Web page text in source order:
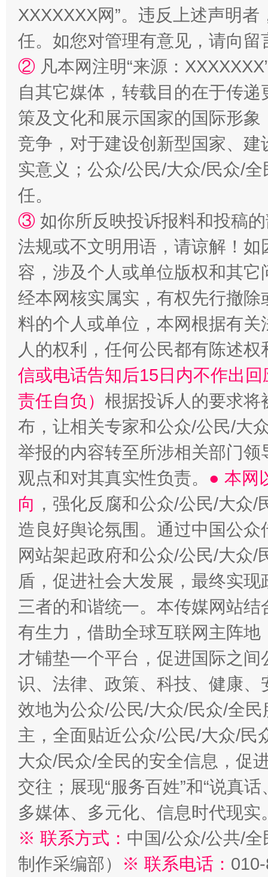
漫山遍野的桃花与雪山、麦地、白藏房 除
招工难、用工荒背后
XXXXXXX网”。违反上述声明
任。如您对管理有意见，请向
② 凡本网注明“来源：
自其它媒体，转载目的在于传
策及文化和展示国家的国际形
竞争，对于建设创新型国家、
实意义；公众/公民/大众/民众/
任。
③ 如你所反映投诉报料和投稿
法规或不文明用语，请谅解！
容，涉及个人或单位版权和其它
经本网核实属实，有权先行撤
料的个人或单位，本网根据有
人的权利，任何公民都有陈述
信或电话告知后15日内不作出
责任自负） 根据投诉人的要求将
布，让相关专家和公众/公民/大
举报的内容转至所涉相关部门
观点和对其真实性负责。 ● 本网
向 ，强化反腐和公众/公民/大众
造良好舆论氛围。通过中国公
网站架起政府和公众/公民/大众
盾，促进社会大发展，最终实
三者的和谐统一。本传媒网站
有生力，借助全球互联网主阵
才铺垫一个平台，促进国际之
识、法律、政策、科技、健康
效地为公众/公民/大众/民众/全
主，全面贴近公众/公民/大众/民
大众/民众/全民的安全信息，促
交往；展现“服务百姓”和“说真
多媒体、多元化、信息时代现实
※ 联系方式： 中国/公众/公共/
制作采编部）
※ 联系电话：